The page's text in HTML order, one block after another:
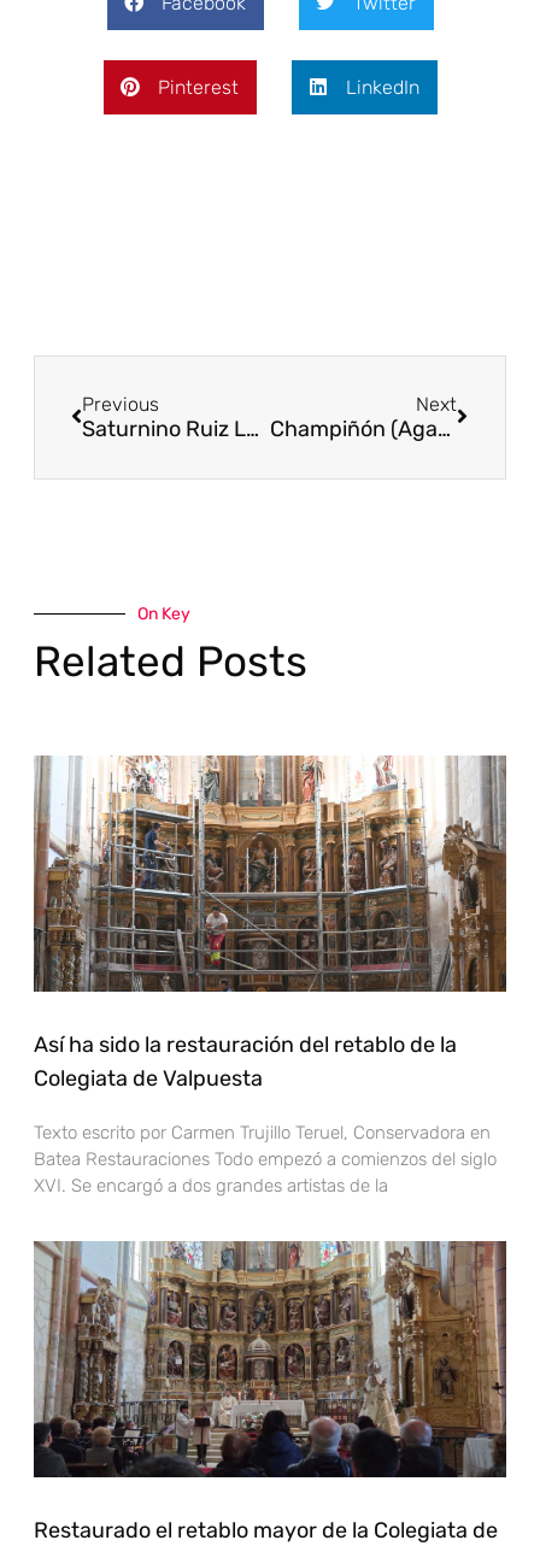
Pinterest LinkedIn
Previous
Saturnino Ruiz Loizaga. Traductor del Cartulario de Valpuesta
Next
Champiñón (Agaricus Bisporus), secretos y recetas
On Key
Related Posts
Así ha sido la restauración del retablo de la
Colegiata de Valpuesta
Texto escrito por Carmen Trujillo Teruel, Conservadora en
Batea Restauraciones Todo empezó a comienzos del siglo
XVI. Se encargó a dos grandes artistas de la
Restaurado el retablo mayor de la Colegiata de